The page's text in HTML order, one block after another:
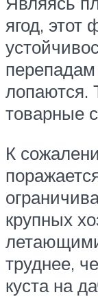
ягод, этот
перепадам
лопаются.
товарные
К
крупных
труднее,
куста на